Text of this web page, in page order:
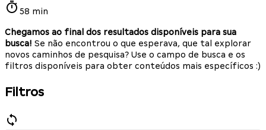
58 min
Chegamos ao final dos resultados disponíveis para sua
busca! Se não encontrou o que esperava, que tal explorar
novos caminhos de pesquisa? Use o campo de busca e os
filtros disponíveis para obter conteúdos mais específicos :)
Filtros